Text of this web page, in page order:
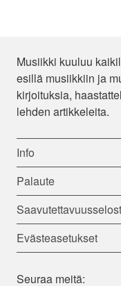
Musiikki kuuluu
esillä musiikkiin ja
kirjoituksia,
lehden artikkeleita.
Info
Palaute
Evästeasetukset
Seuraa meitä: